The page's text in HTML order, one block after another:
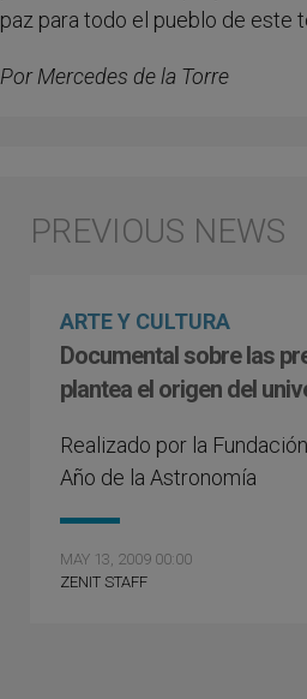
paz para todo el pueblo de este
Por Mercedes de la Torre
ARTE Y CULTURA
Documental sobre las
plantea el origen del
Realizado por la
Año de la Astronomía
MAY 13, 2009 00:00
ZENIT STAFF